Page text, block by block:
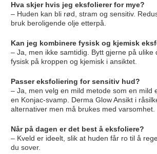
Hva skjer hvis jeg eksfolierer for mye?
– Huden kan bli rød, stram og sensitiv.
bruk beroligende olje etterpå.
Kan jeg kombinere fysisk og kjemisk
– Ja, men ikke samtidig. Bytt gjerne på ulike
fysisk på kroppen og kjemisk i ansiktet.
Passer eksfoliering for sensitiv hud?
– Ja, men velg en mild metode som en mild
en Konjac-svamp. Derma Glow Ansikt i
alternativer men må brukes med varsomhet.
Når på dagen er det best å eksfoliere?
– Kveld er ideelt, slik at huden får ro til å
du sover.